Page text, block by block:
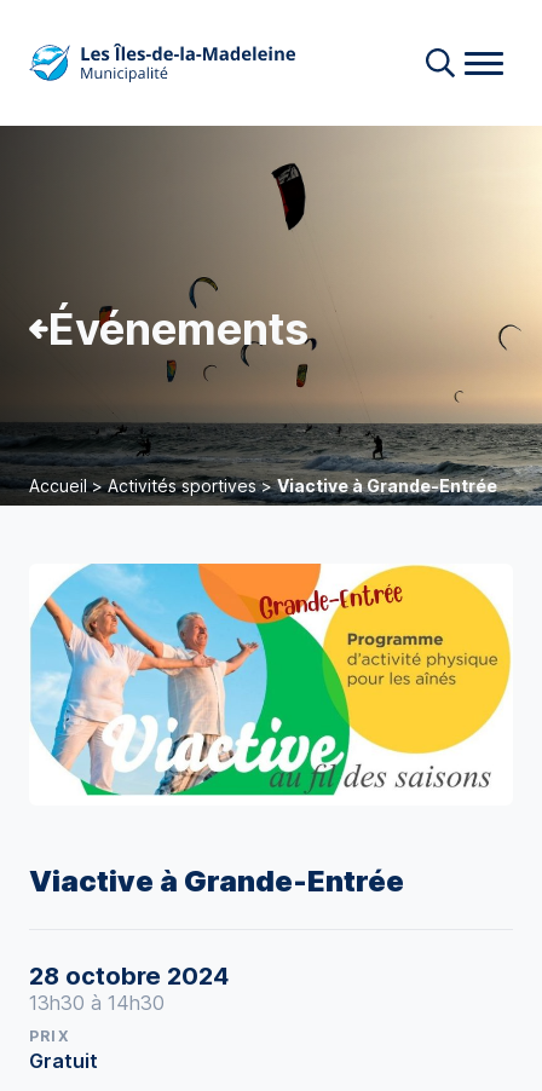
Événements
Accueil>Activités sportives>Viactive à Grande-Entrée
Viactive à Grande-Entrée
28 octobre 2024
13h30 à 14h30
PRIX
Gratuit